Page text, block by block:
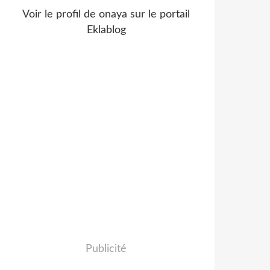
Voir le profil de onaya sur le portail
Eklablog
Publicité